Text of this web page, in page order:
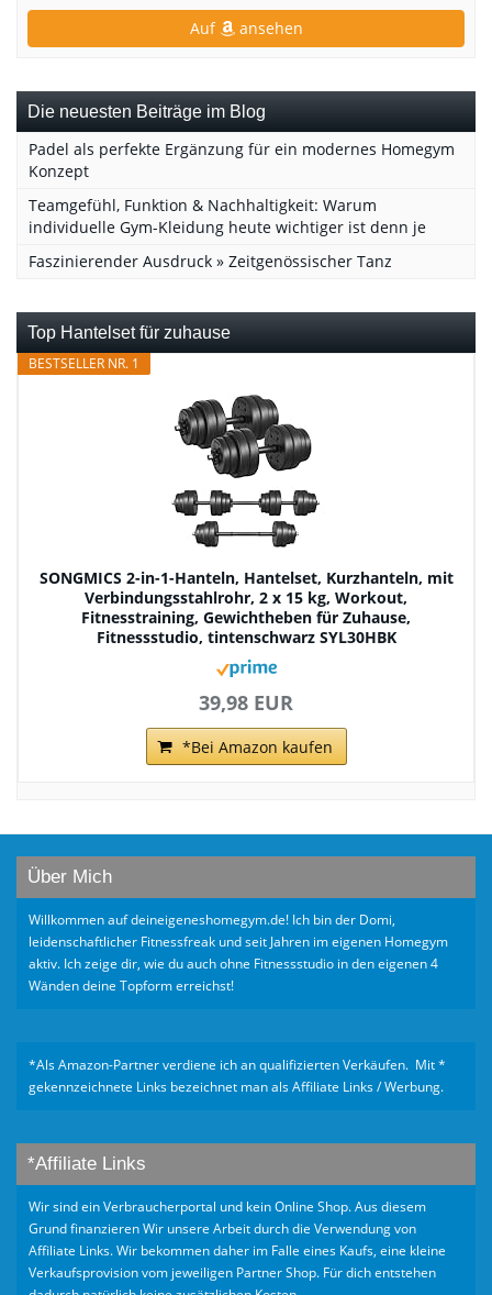
Baum/Pfosten Montage))
Auf ansehen
Die neuesten Beiträge im Blog
Padel als perfekte Ergänzung für ein modernes Homegym
Konzept
Teamgefühl, Funktion & Nachhaltigkeit: Warum
individuelle Gym-Kleidung heute wichtiger ist denn je
Faszinierender Ausdruck » Zeitgenössischer Tanz
Top Hantelset für zuhause
BESTSELLER NR. 1
SONGMICS 2-in-1-Hanteln, Hantelset, Kurzhanteln, mit
Verbindungsstahlrohr, 2 x 15 kg, Workout,
Fitnesstraining, Gewichtheben für Zuhause,
Fitnessstudio, tintenschwarz SYL30HBK
39,98 EUR
*Bei Amazon kaufen
Über Mich
Willkommen auf deineigeneshomegym.de! Ich bin der Domi,
leidenschaftlicher Fitnessfreak und seit Jahren im eigenen Homegym
aktiv. Ich zeige dir, wie du auch ohne Fitnessstudio in den eigenen 4
Wänden deine Topform erreichst!
*Als Amazon-Partner verdiene ich an qualifizierten Verkäufen. Mit *
gekennzeichnete Links bezeichnet man als Affiliate Links / Werbung.
*Affiliate Links
Wir sind ein Verbraucherportal und kein Online Shop. Aus diesem
Grund finanzieren Wir unsere Arbeit durch die Verwendung von
Affiliate Links. Wir bekommen daher im Falle eines Kaufs, eine kleine
Verkaufsprovision vom jeweiligen Partner Shop. Für dich entstehen